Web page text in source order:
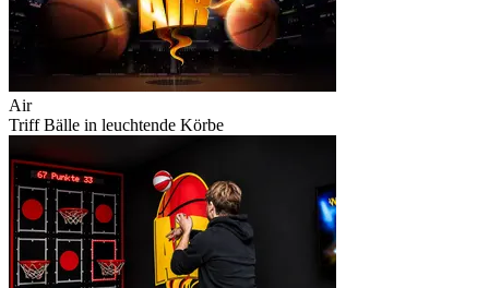
Air
Triff Bälle in leuchtende Körbe